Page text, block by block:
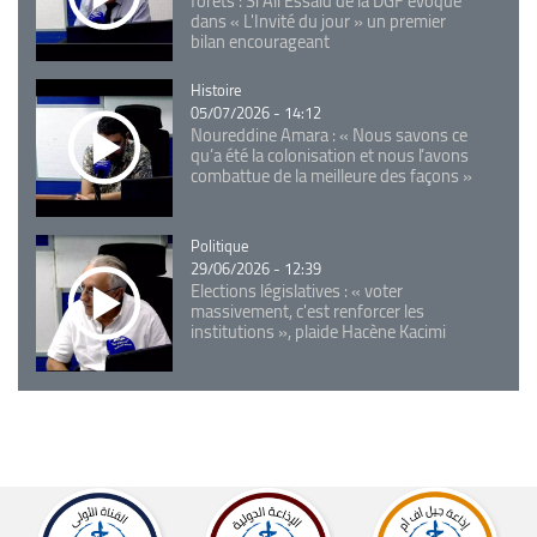
dans « L'Invité du jour » un premier
bilan encourageant
Catégorie
Histoire
05/07/2026 - 14:12
Noureddine Amara : « Nous savons ce
qu’a été la colonisation et nous l’avons
combattue de la meilleure des façons »
Catégorie
Politique
29/06/2026 - 12:39
Elections législatives : « voter
massivement, c'est renforcer les
institutions », plaide Hacène Kacimi